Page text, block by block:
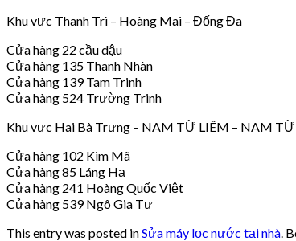
Khu vực Thanh Trì – Hoàng Mai – Đống Đa
Cửa hàng 22 cầu dậu
Cửa hàng 135 Thanh Nhàn
Cửa hàng 139 Tam Trinh
Cửa hàng 524 Trường Trinh
Khu vực Hai Bà Trưng – NAM TỪ LIÊM – NAM
Cửa hàng 102 Kim Mã
Cửa hàng 85 Láng Hạ
Cửa hàng 241 Hoàng Quốc Việt
Cửa hàng 539 Ngô Gia Tự
This entry was posted inSửa máy lọc nước tại nhà .